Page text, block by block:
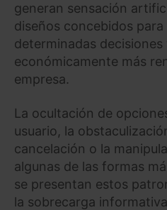
generan sensación
diseños concebidos
determinadas
económicamente más
empresa.
La ocultación de
usuario, la
cancelación o la
algunas de las formas
se presentan estos
la sobrecarga